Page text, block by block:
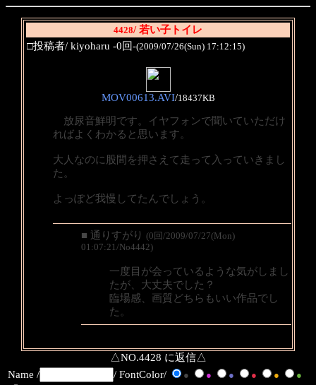
4428/ 若い子トイレ
□投稿者/ kiyoharu -0回-(2009/07/26(Sun) 17:12:15)
MOV00613.AVI/18437KB
放尿音鮮明です。イヤフォンで聞いていただけ
ればよくわかると思います。
大人なのに股間を押さえて走って入っていきまし
た。
よっぽど我慢してたんでしょう。
■ 通りすがり (0回/2009/07/27(Mon)
01:07:21/No4442)
一度目が会っているような気がしまし
たが、大丈夫でした？
臨場感、画質どちらもいい作品でし
た。
△NO.4428 に返信△
Name /
/ FontColor/ ● ● ● ● ●
●